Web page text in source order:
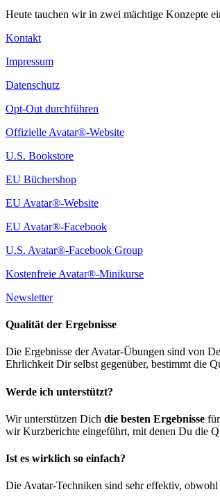
Heute tauchen wir in zwei mächtige Konzepte
Kontakt
Impressum
Datenschutz
Opt-Out durchführen
Offizielle Avatar®-Website
U.S. Bookstore
EU Büchershop
EU Avatar®-Website
EU Avatar®-Facebook
U.S. Avatar®-Facebook Group
Kostenfreie Avatar®-Minikurse
Newsletter
Qualität der Ergebnisse
Die Ergebnisse der Avatar-Übungen sind von
Ehrlichkeit Dir selbst gegenüber, bestimmt die
Werde ich unterstützt?
Wir unterstützen Dich die besten Ergebnisse
wir Kurzberichte eingeführt, mit denen Du die
Ist es wirklich so einfach?
Die Avatar-Techniken sind sehr effektiv,